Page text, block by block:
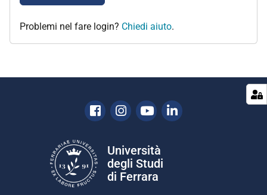
Problemi nel fare login? Chiedi aiuto.
Facebook
Instagram
YoutubeLinkedin
Università
degli Studi
di Ferrara